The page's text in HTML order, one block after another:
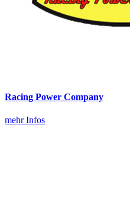
Racing Power Company
mehr Infos